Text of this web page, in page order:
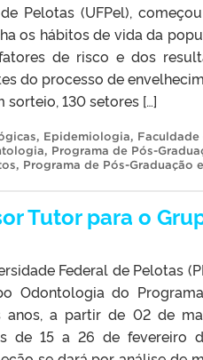
Pelotas (UFPel),
os hábitos de vida da
de risco e dos
do processo de
130 setores […]
, Epidemiologia, Faculdade
, Programa de Pós-
, Programa de Pós-Graduação
Tutor para o
Federal de Pelotas
Odontologia do
a partir de 02 de
de 15 a 26 de fevereiro